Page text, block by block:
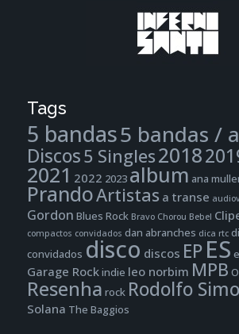
Tags
5 bandas5 bandas /
Discos5 Singles2018
2021 2022 2023album ana
PrandoArtistas a transe
Gordon Blues Rock Bravo Chorou Bebel
compactos convidados dan abranches dica rtc
convidados disco discos EP ES
Garage Rockindie leo norbim MPB
Resenha rock Rodolfo
Solana The Baggios